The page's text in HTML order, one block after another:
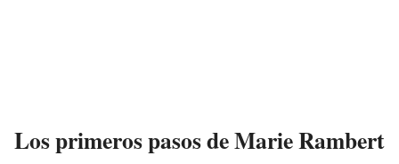
Los primeros pasos de Marie Rambert